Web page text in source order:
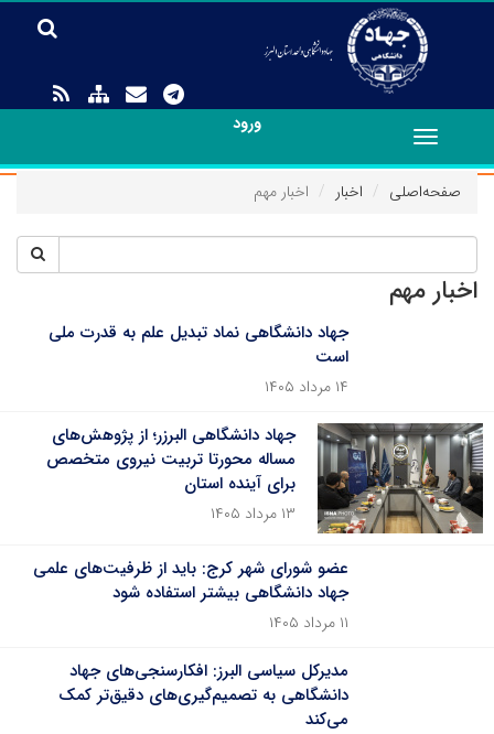
ورود
Toggle
navigation
صفحه‌اصلی
اخبار اخبار مهم
اخبار مهم
جهاد دانشگاهی نماد تبدیل علم به قدرت ملی
است
۱۴ مرداد ۱۴۰۵
جهاد دانشگاهی البرزر؛ از پژوهش‌های
مساله محورتا تربیت نیروی متخصص
برای آینده استان
۱۳ مرداد ۱۴۰۵
عضو شورای شهر کرج: باید از ظرفیت‌های علمی
جهاد دانشگاهی بیشتر استفاده شود
۱۱ مرداد ۱۴۰۵
مدیرکل سیاسی البرز: افکارسنجی‌های جهاد
دانشگاهی به تصمیم‌گیری‌های دقیق‌تر کمک
می‌کند